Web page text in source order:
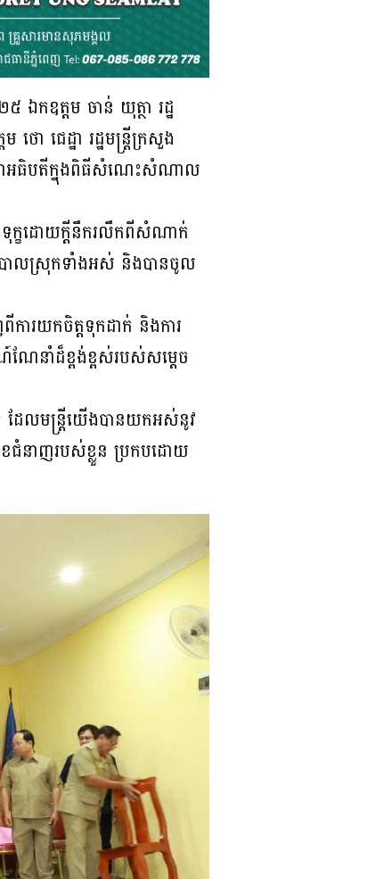
ឯកឧត្តម ចាន់ យុត្ថា រដ្ឋ
ោ ជេដ្ឋា រដ្ឋមន្ត្រីក្រសួង
ជាអធិបតីក្នុងពិធីសំណេះសំណាល
ទុក្ខដោយក្ដីនឹករលឹកពីសំណាក់
ដ្ឋបាលស្រុកទាំងអស់ និងបានចូល
ការយកចិត្តទុកដាក់ និងការ
ណែនាំដ៏ខ្ពង់ខ្ពស់របស់សម្តេច
ត ដែលមន្ត្រីយើងបានយកអស់នូវ
មុខជំនាញរបស់ខ្លួន ប្រកបដោយ